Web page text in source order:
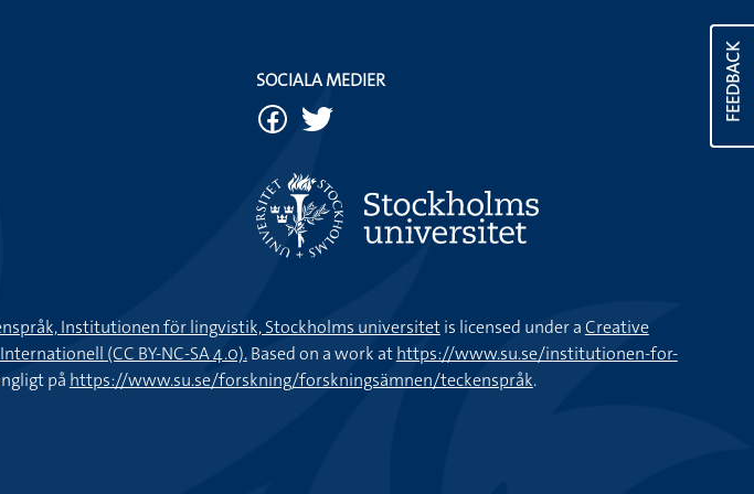
FEEDBACK
SOCIALA MEDIER
Institutionen för lingvistik, Stockholms universitetis licensed under aCreative
(CC BY-NC-SA 4.0).Based on a work athttps://www.su.se/institutionen-for-
på https://www.su.se/forskning/forskningsämnen/teckenspråk.